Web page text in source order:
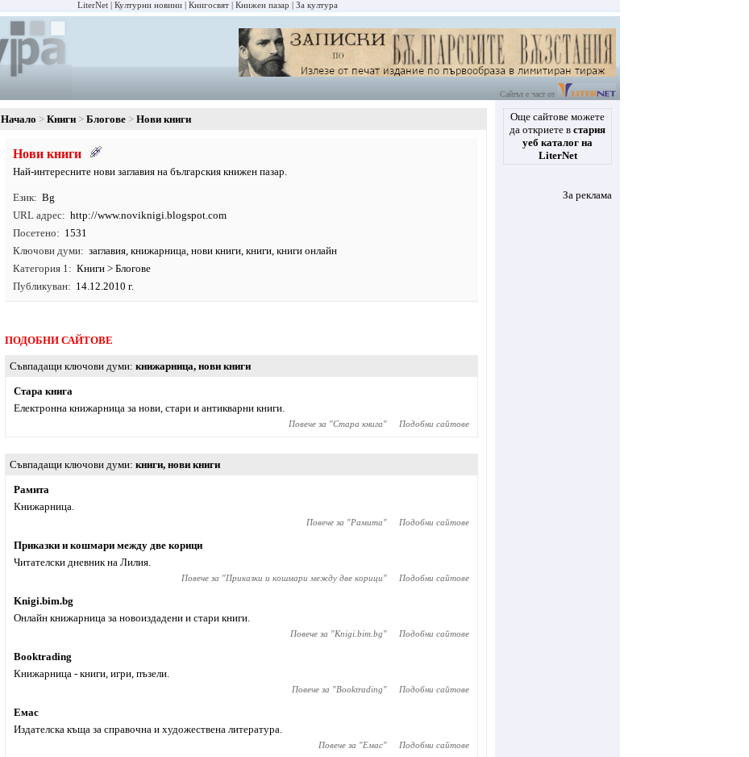
LiterNet Културни новини Книгосвят Книжен пазар За култура
Сайтът е част от
Начало Книги Блогове Нови книги
Нови книги
Най-интересните нови заглавия на българския книжен пазар.
Език
Bg
URL адрес
http://www.noviknigi.blogspot.com
Посетено
1531
Ключови думи
заглавия, книжарница, нови книги, книги, книги онлайн
Категория 1
Книги > Блогове
Публикуван
14.12.2010 г.
ПОДОБНИ САЙТОВЕ
Съвпадащи ключови думи книжарница, нови книги
Стара книга
Електронна книжарница за нови, стари и антикварни книги.
Повече за "Стара книга" Подобни сайтове
Съвпадащи ключови думи книги, нови книги
Рамита
Книжарница.
Повече за "Рамита" Подобни сайтове
Приказки и кошмари между две корици
Читателски дневник на Лилия.
Повече за "Приказки и кошмари между две корици" Подобни сайтове
Knigi.bim.bg
Онлайн книжарница за новоиздадени и стари книги.
Повече за "Knigi.bim.bg" Подобни сайтове
Booktrading
Книжарница - книги, игри, пъзели.
Повече за "Booktrading" Подобни сайтове
Емас
Издателска къща за справочна и художествена литература.
Повече за "Емас" Подобни сайтове
Още сайтове можете
да откриете в стария
уеб каталог на
LiterNet
За реклама